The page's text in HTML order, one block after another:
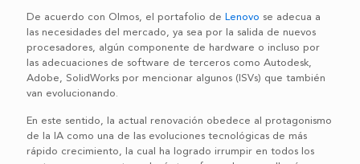
De acuerdo con Olmos, el portafolio de Lenovo se adecua a
las necesidades del mercado, ya sea por la salida de nuevos
procesadores, algún componente de hardware o incluso por
las adecuaciones de software de terceros como Autodesk,
Adobe, SolidWorks por mencionar algunos (ISVs) que también
van evolucionando.
En este sentido, la actual renovación obedece al protagonismo
de la IA como una de las evoluciones tecnológicas de más
rápido crecimiento, la cual ha logrado irrumpir en todos los